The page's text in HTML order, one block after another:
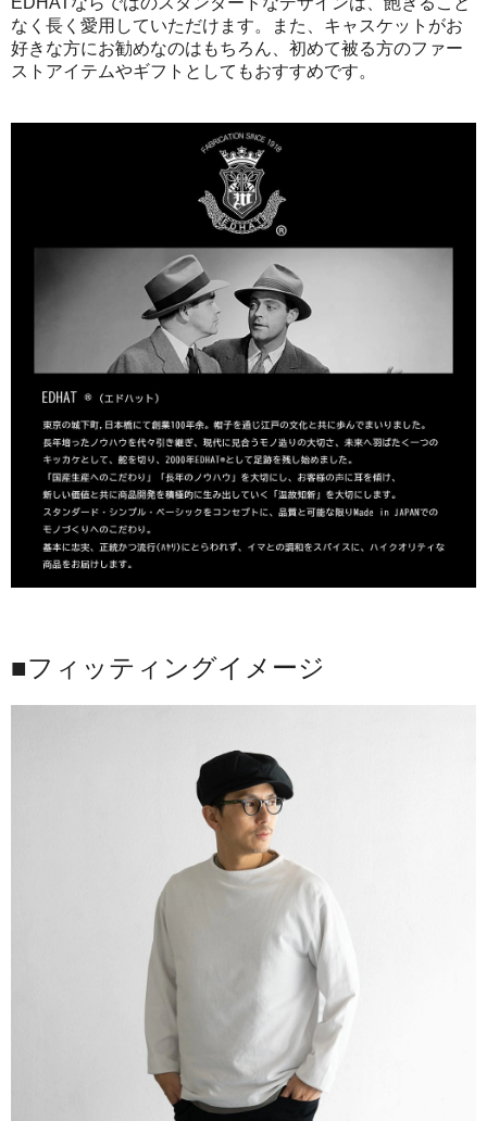
なく長く愛用していただけます。また、キャスケットがお
好きな方にお勧めなのはもちろん、初めて被る方のファー
ストアイテムやギフトとしてもおすすめです。
■フィッティングイメージ